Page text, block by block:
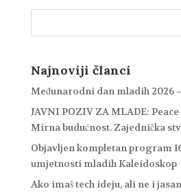
Najnoviji članci
Međunarodni dan mladih 2026
JAVNI POZIV ZA MLADE:
Mirna budućnost. Zajednička
Objavljen kompletan program
umjetnosti mladih Kaleidoskop
Ako imaš tech ideju, ali ne i